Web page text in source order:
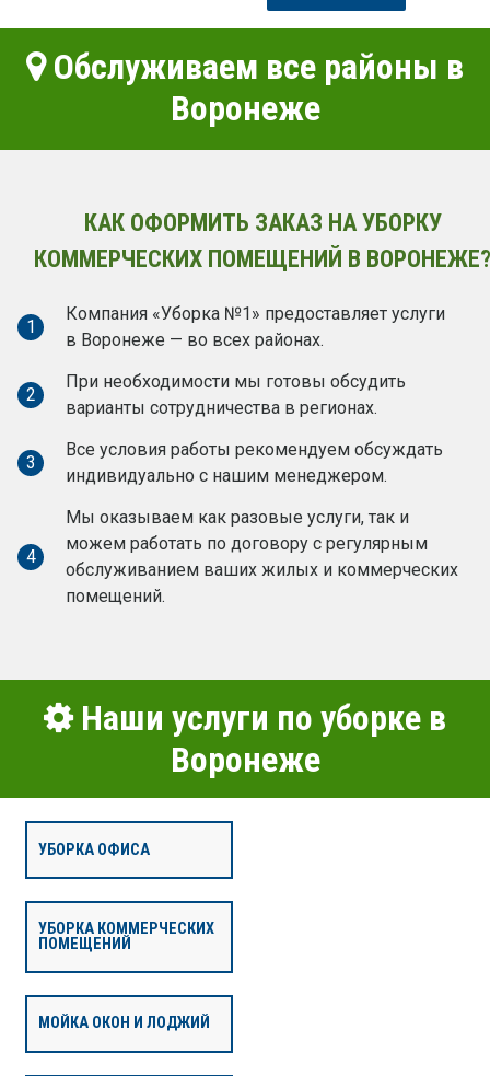
Обслуживаем все районы в
Воронеже
КАК ОФОРМИТЬ ЗАКАЗ НА УБОРКУ
КОММЕРЧЕСКИХ ПОМЕЩЕНИЙ В ВОРОНЕЖЕ?
1
Компания «Уборка №1» предоставляет услуги
в Воронеже — во всех районах.
2
При необходимости мы готовы обсудить
варианты сотрудничества в регионах.
3
Все условия работы рекомендуем обсуждать
индивидуально с нашим менеджером.
4
Мы оказываем как разовые услуги, так и
можем работать по договору с регулярным
обслуживанием ваших жилых и коммерческих
помещений.
Наши услуги по уборке в
Воронеже
УБОРКА ОФИСА
УБОРКА КОММЕРЧЕСКИХ
ПОМЕЩЕНИЙ
МОЙКА ОКОН И ЛОДЖИЙ